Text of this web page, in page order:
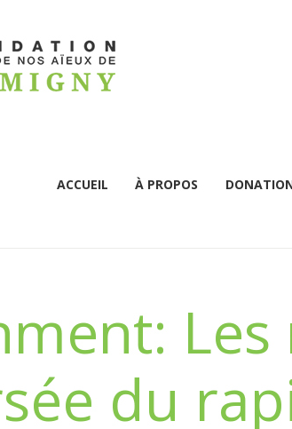
ACCUEIL À PROPOS
du